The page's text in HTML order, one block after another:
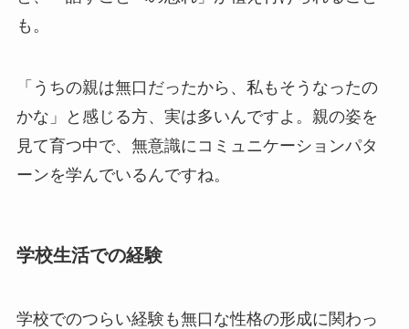
も。
「うちの親は無口だったから、私もそうなったの
かな」と感じる方、実は多いんですよ。親の姿を
見て育つ中で、無意識にコミュニケーションパタ
ーンを学んでいるんですね。
学校生活での経験
学校でのつらい経験も無口な性格の形成に関わっ